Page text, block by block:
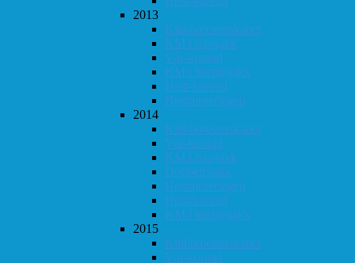
2013
Klubbmesterskapet
KM i lynsjakk
Vår-konrad
KM i hurtigsjakk
Høst-konrad
Høstturneringen
2014
Klubbmesterskapet
Vår-konrad
KM i lynsjakk
Dobbeltsjakk
Høstturneringen
Høst-konrad
KM i hurtigsjakk
2015
Klubbmesterskapet
Vår-konrad